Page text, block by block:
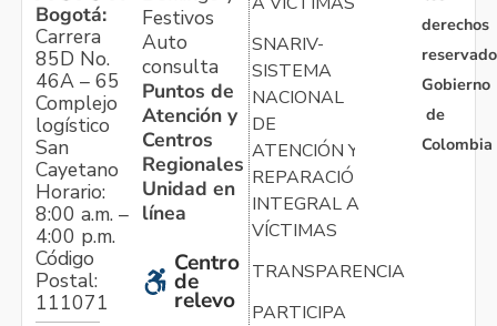
Bogotá:
Carrera
85D No.
46A – 65
Complejo
logístico
San
Cayetano
Horario:
8:00 a.m. –
4:00 p.m.
Código
Postal:
111071
Festivos
Auto
consulta
Puntos de
Atención y
Centros
Regionales
Unidad en
línea
Centro
de
relevo
SNARIV-
SISTEMA
NACIONAL
DE
ATENCIÓN Y
REPARACIÓN
INTEGRAL A
VÍCTIMAS
TRANSPARENCIA
PARTICIPA
derechos
Gobierno
de
Colombia